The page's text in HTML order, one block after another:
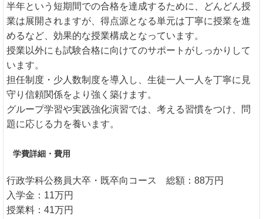
半年という短期間での合格を達成するために、どんどん授
業は展開されますが、得点源となる単元は丁寧に授業を進
めるなど、効果的な授業構成となっています。
授業以外にも試験合格に向けてのサポートがしっかりして
います。
担任制度・少人数制度を導入し、生徒一人一人を丁寧に見
守り信頼関係をより強く築けます。
グループ学習や実践強化演習では、考える習慣をつけ、問
題に応じる力を養います。
学費詳細・費用
行政学科公務員大卒・既卒向コース 総額：88万円
入学金：11万円
授業料：41万円